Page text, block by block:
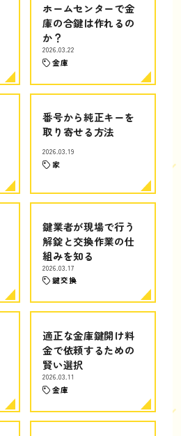
ホームセンターで金
庫の合鍵は作れるの
か？
2026.03.22
金庫
番号から純正キーを
取り寄せる方法
2026.03.19
家
鍵業者が現場で行う
解錠と交換作業の仕
組みを知る
2026.03.17
鍵交換
適正な金庫鍵開け料
金で依頼するための
賢い選択
2026.03.11
金庫